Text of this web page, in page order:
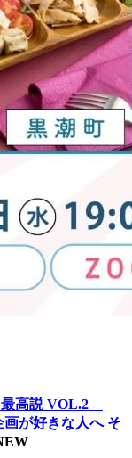
最高説 VOL.2
が好きな人へ そ